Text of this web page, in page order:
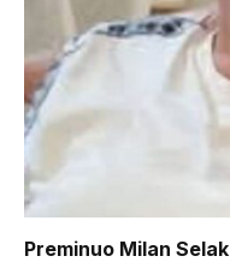
Preminuo Milan Selak